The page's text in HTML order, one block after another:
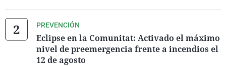
PREVENCIÓN
Eclipse en la Comunitat: Activado el máximo
nivel de preemergencia frente a incendios el
12 de agosto